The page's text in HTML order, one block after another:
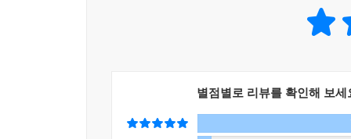
엇갈린 바늘이 수명이 다 되어
새로운 세상 펼쳐지고
별점별로 리뷰를 확인해 보세